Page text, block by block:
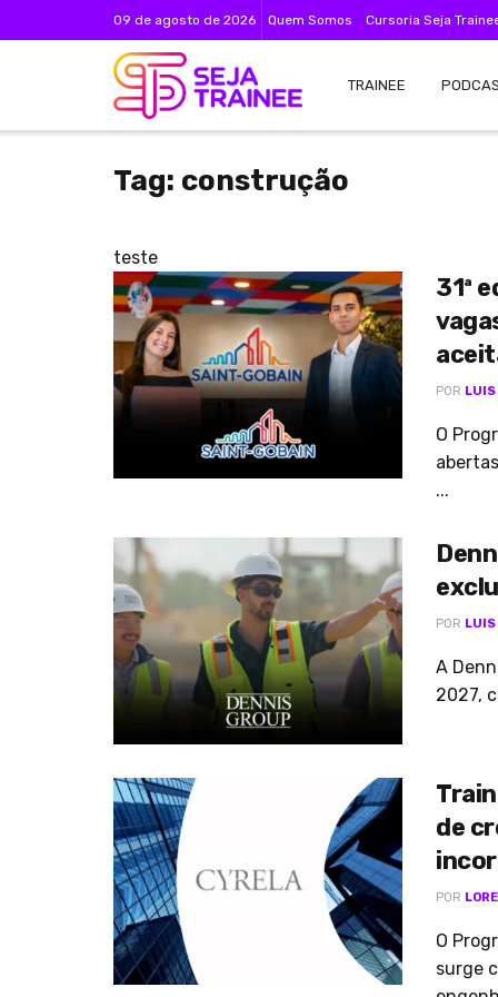
09 de agosto de 2026 Quem Somos Cursoria Seja
TRAINEE
Tag: construção
teste
31ª
POR LUIS
O
...
POR LUIS
A
2027,
de
POR
O
surge